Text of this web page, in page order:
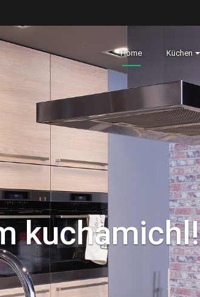
Home Küchen
kuchamichl!